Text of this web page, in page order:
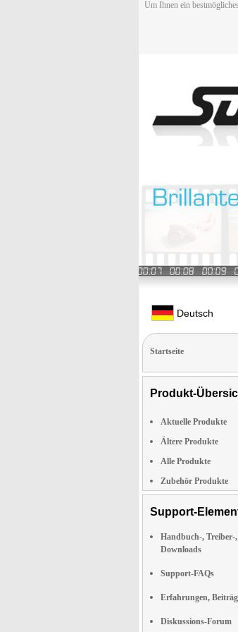
Um Ihnen ein
Deutsch
Startseite
Produkt-
Aktuelle Produkte
Ältere Produkte
Alle Produkte
Zubehör Produkte
Support-
Handbuch-, Treiber-
Downloads
Support-FAQs
Erfahrungen,
Diskussions-Forum